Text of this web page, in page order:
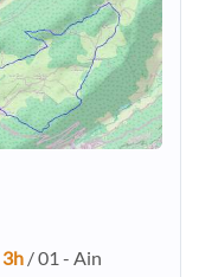
3h / 01 - Ain